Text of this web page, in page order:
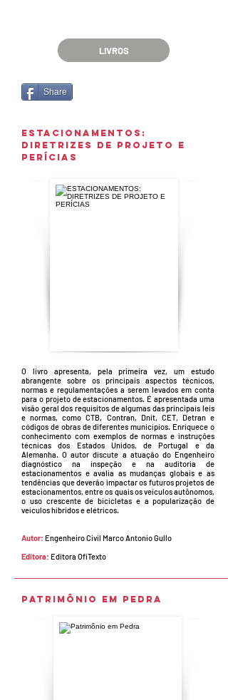
LIVROS
Share
ESTACIONAMENTOS:
DIRETRIZES DE PROJETO E
PERÍCIAS
O livro apresenta, pela primeira vez, um estudo
abrangente sobre os principais aspectos técnicos,
normas e regulamentações a serem levados em conta
para o projeto de estacionamentos. É apresentada uma
visão geral dos requisitos de algumas das principais leis
e normas, como CTB, Contran, Dnit, CET, Detran e
códigos de obras de diferentes municípios. Enriquece o
conhecimento com exemplos de normas e instruções
técnicas dos Estados Unidos, de Portugal e da
Alemanha. O autor discute a atuação do Engenheiro
diagnóstico na inspeção e na auditoria de
estacionamentos e avalia as mudanças globais e as
tendências que deverão impactar os futuros projetos de
estacionamentos, entre os quais os veículos autônomos,
o uso crescente de bicicletas e a popularização de
veículos híbridos e elétricos.
Autor: Engenheiro Civil Marco Antonio Gullo
Editora: Editora OfiTexto
Patrimônio em Pedra